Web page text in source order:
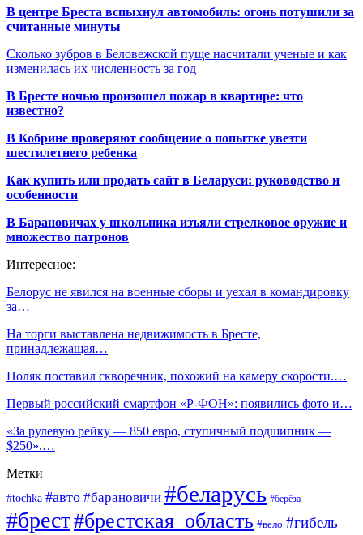
В центре Бреста вспыхнул автомобиль: огонь потушили за
считанные минуты
Сколько зубров в Беловежской пуще насчитали ученые и как
изменилась их численность за год
В Бресте ночью произошел пожар в квартире: что
известно?
В Кобрине проверяют сообщение о попытке увезти
шестилетнего ребенка
Как купить или продать сайт в Беларуси: руководство и
особенности
В Барановичах у школьника изъяли стрелковое оружие и
множество патронов
Интересное:
Белорус не явился на военные сборы и уехал в командировку
за…
На торги выставлена недвижимость в Бресте,
принадлежащая…
Поляк поставил скворечник, похожий на камеру скорости.…
Первый российский смартфон «Р-ФОН»: появились фото и…
«За рулевую рейку — 850 евро, ступичный подшипник —
$250».…
Метки
#tochka #авто #барановичи #беларусь #берёза
#брест#брестская_область #вело #гибель